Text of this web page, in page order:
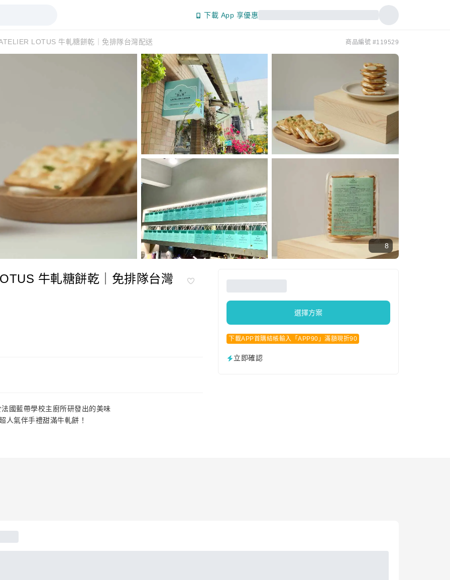
下載 App 享優惠
LOTUS 牛軋糖餅乾｜免排隊台灣配送 商品編號 #119529
8
牛軋糖餅乾｜免排隊台灣
國藍帶學校主廚所研發出的美味
人氣伴手禮甜滿牛軋餅！
選擇方案
下載APP首購結帳輸入「APP90」滿額現折90
立即確認